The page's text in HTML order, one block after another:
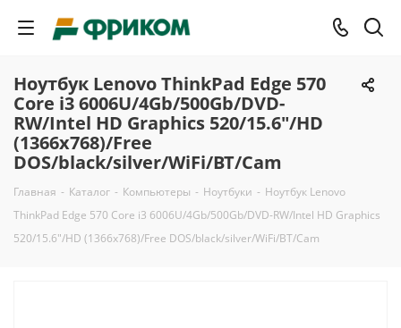
Ноутбук Lenovo ThinkPad Edge 570
Core i3 6006U/4Gb/500Gb/DVD-
RW/Intel HD Graphics 520/15.6"/HD
(1366x768)/Free
DOS/black/silver/WiFi/BT/Cam
Главная - Каталог - Компьютеры - Ноутбуки - Ноутбук Lenovo
ThinkPad Edge 570 Core i3 6006U/4Gb/500Gb/DVD-RW/Intel HD Graphics
520/15.6"/HD (1366x768)/Free DOS/black/silver/WiFi/BT/Cam